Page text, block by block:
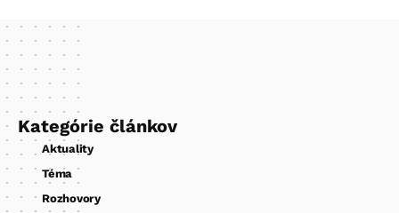
Kategórie článkov
Aktuality
Téma
Rozhovory